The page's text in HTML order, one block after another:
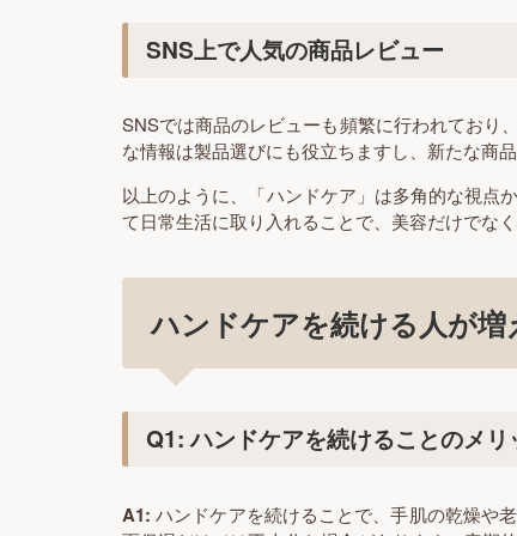
SNS上で人気の商品レビュー
SNSでは商品のレビューも頻繁に行われており
な情報は製品選びにも役立ちますし、新たな商
以上のように、「ハンドケア」は多角的な視点
て日常生活に取り入れることで、美容だけでな
ハンドケアを続ける人が
Q1: ハンドケアを続けることのメリ
A1: ハンドケアを続けることで、手肌の乾燥や